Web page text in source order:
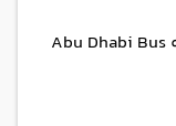
اتوبوس E101 از Dubai Ibn Battuta → به Abu Dhabi Bus